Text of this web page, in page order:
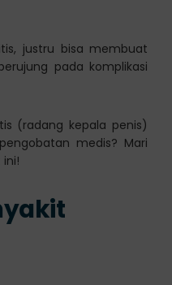
justru bisa membuat
pada komplikasi
(radang kepala penis)
medis? Mari